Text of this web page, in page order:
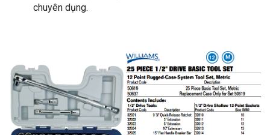
chuyên dụng.